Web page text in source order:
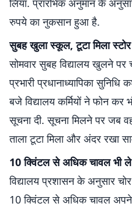
लिया. प्रारंभिक अनुमान के
रुपये का नुकसान हुआ है.
सुबह खुला स्कूल, टूटा मिला
सोमवार सुबह विद्यालय खुलने
प्रभारी प्रधानाध्यापिका
बजे विद्यालय कर्मियों ने फोन कर
सूचना दी. सूचना मिलने पर जब
ताला टूटा मिला और अंदर रखा
10 क्विंटल से अधिक चावल भी ले
विद्यालय प्रशासन के अनुसार
10 क्विंटल से अधिक चावल